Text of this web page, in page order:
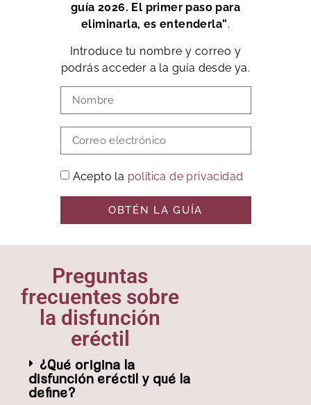
guía 2026. El primer paso para
eliminarla, es entenderla”.
Introduce tu nombre y correo y
podrás acceder a la guía desde ya.
Acepto la política de privacidad
OBTÉN LA GUÍA
Preguntas
frecuentes sobre
la disfunción
eréctil
¿Qué origina la
disfunción eréctil y qué la
define?